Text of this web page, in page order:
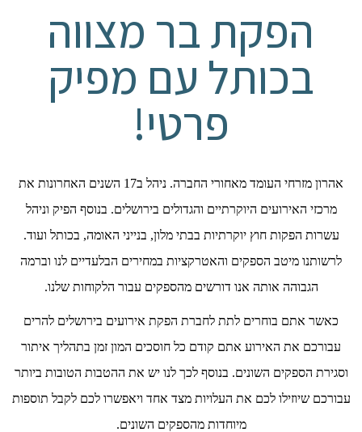
הפקת בר מצווה
בכותל עם מפיק
פרטי!
אהרון מזרחי העומד מאחורי החברה. ניהל ב17 השנים האחרונות את
מרכזי האירועים היוקרתיים והגדולים בירושלים. בנוסף הפיק וניהל
עשרות הפקות חוץ יוקרתיות בבתי מלון, בנייני האומה, בכותל ועוד.
לרשותנו מיטב הספקים והאטרקציות במחירים הבלעדיים לנו וברמה
הגבוהה אותה אנו דורשים מהספקים עבור הלקוחות שלנו.
כאשר אתם בוחרים לתת לחברת הפקת אירועים בירושלים להרים
עבורכם את האירוע אתם קודם כל חוסכים המון זמן בתהליך איתור
וסגירת הספקים השונים. בנוסף לכך לנו יש את ההטבות הטובות ביותר
עבורכם שיוזילו לכם את העלויות מצד אחד ויאפשרו לכם לקבל תוספות
מיוחדות מהספקים השונים.